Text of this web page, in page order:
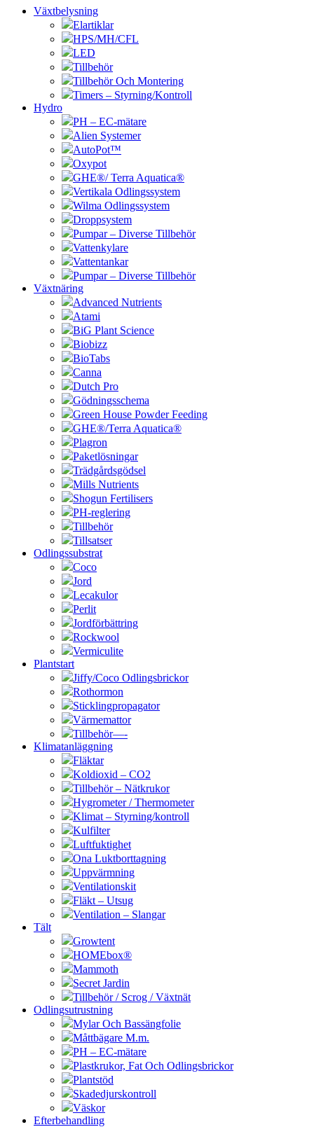
Växtbelysning
Elartiklar
HPS/MH/CFL
LED
Tillbehör
Tillbehör Och Montering
Timers – Styrning/Kontroll
Hydro
PH – EC-mätare
Alien Systemer
AutoPot™
Oxypot
GHE®/ Terra Aquatica®
Vertikala Odlingssystem
Wilma Odlingssystem
Droppsystem
Pumpar – Diverse Tillbehör
Vattenkylare
Vattentankar
Pumpar – Diverse Tillbehör
Växtnäring
Advanced Nutrients
Atami
BiG Plant Science
Biobizz
BioTabs
Canna
Dutch Pro
Gödningsschema
Green House Powder Feeding
GHE®/Terra Aquatica®
Plagron
Paketlösningar
Trädgårdsgödsel
Mills Nutrients
Shogun Fertilisers
PH-reglering
Tillbehör
Tillsatser
Odlingssubstrat
Coco
Jord
Lecakulor
Perlit
Jordförbättring
Rockwool
Vermiculite
Plantstart
Jiffy/Coco Odlingsbrickor
Rothormon
Sticklingpropagator
Värmemattor
Tillbehör—-
Klimatanläggning
Fläktar
Koldioxid – CO2
Tillbehör – Nätkrukor
Hygrometer / Thermometer
Klimat – Styrning/kontroll
Kulfilter
Luftfuktighet
Ona Luktborttagning
Uppvärmning
Ventilationskit
Fläkt – Utsug
Ventilation – Slangar
Tält
Growtent
HOMEbox®
Mammoth
Secret Jardin
Tillbehör / Scrog / Växtnät
Odlingsutrustning
Mylar Och Bassängfolie
Måttbägare M.m.
PH – EC-mätare
Plastkrukor, Fat Och Odlingsbrickor
Plantstöd
Skadedjurskontroll
Väskor
Efterbehandling